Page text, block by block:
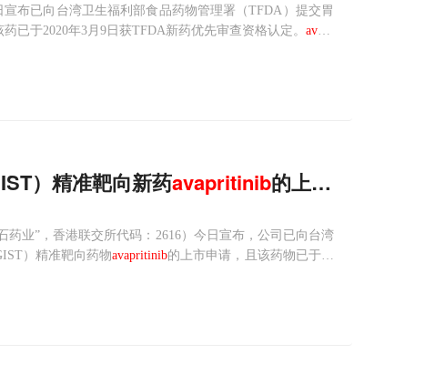
布已向台湾卫生福利部食品药物管理署（TFDA）提交胃
已于2020年3月9日获TFDA新药优先审查资格认定。 avapr
）精准靶向新药avapritinib的上市申请，用于
药业”，香港联交所代码：2616）今日宣布，公司已向台湾
）精准靶向药物avapritinib的上市申请，且该药物已于20